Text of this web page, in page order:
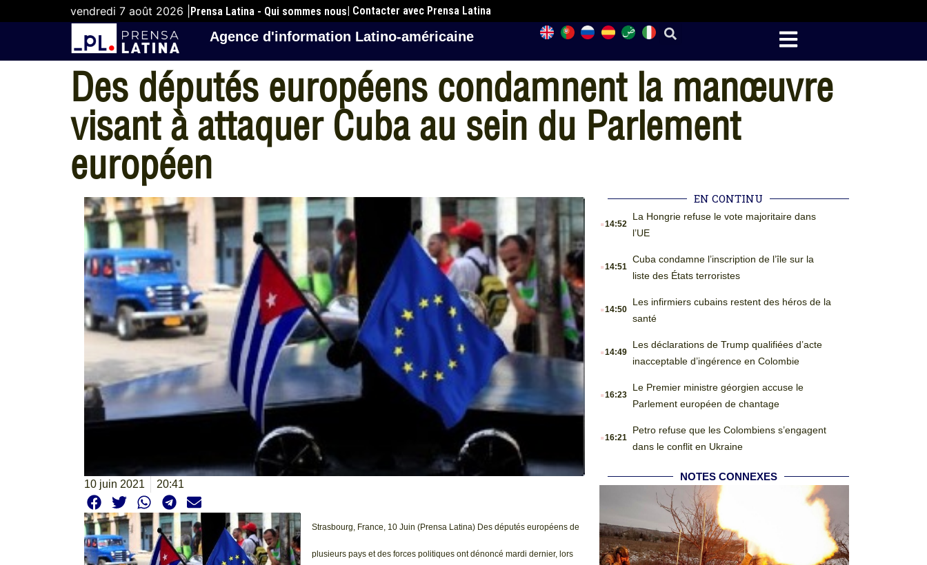
vendredi 7 août 2026 | Prensa Latina - Qui sommes nous| Contacter avec Prensa Latina
Agence d'information Latino-américaine
Des députés européens condamnent la manœuvre
visant à attaquer Cuba au sein du Parlement
européen
10 juin 2021 20:41
Strasbourg, France, 10 Juin (Prensa Latina) Des députés européens de
plusieurs pays et des forces politiques ont dénoncé mardi dernier, lors
EN CONTINU
.14:52
La Hongrie refuse le vote majoritaire dans
l’UE
.14:51
Cuba condamne l’inscription de l’île sur la
liste des États terroristes
.14:50
Les infirmiers cubains restent des héros de la
santé
.14:49
Les déclarations de Trump qualifiées d’acte
inacceptable d’ingérence en Colombie
.16:23
Le Premier ministre géorgien accuse le
Parlement européen de chantage
.16:21
Petro refuse que les Colombiens s’engagent
dans le conflit en Ukraine
NOTES CONNEXES